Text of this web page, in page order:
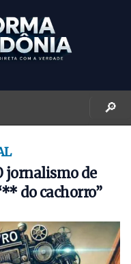
🔎
jornalismo de
do cachorro”